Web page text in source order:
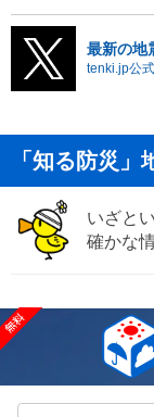
最新の地
tenki.jp公
「知る防災」
いざと
確かな